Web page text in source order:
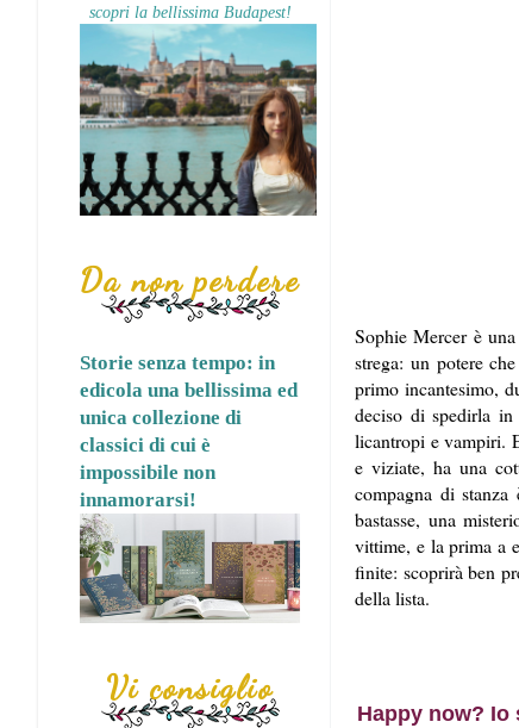
Sophie Mercer è
strega: un potere
primo incantesimo,
deciso di spedirla
licantropi e vampiri.
e viziate, ha una
compagna di
bastasse, una
vittime, e la prima a
finite: scoprirà ben
della lista.
Happy now?
scopri la bellissima Budapest!
Da non perdere
Storie senza tempo: in
edicola una bellissima ed
unica collezione di
classici di cui è
impossibile non
innamorarsi!
Vi consiglio